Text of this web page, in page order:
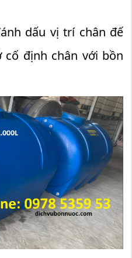
dấu vị trí chân đế
định chân với bồn